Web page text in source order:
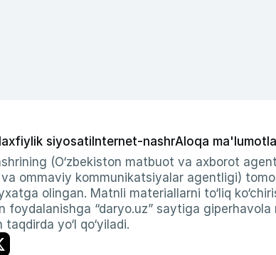
siyosati Internet-nashrAloqa
(O‘zbekiston matbuot va axborot
ommaviy kommunikatsiyalar agentligi)
olingan. Matnli materiallarni to‘liq
foydalanishga “daryo.uz” saytiga
yo‘l qo‘yiladi.